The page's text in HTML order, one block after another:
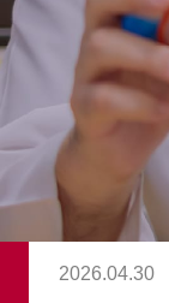
2026.04.30